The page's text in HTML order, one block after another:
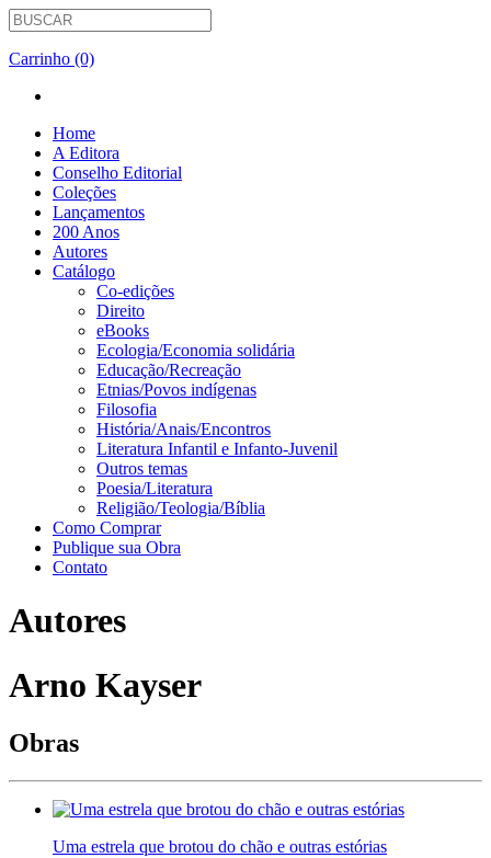
Carrinho (0)
Home
A Editora
Conselho Editorial
Coleções
Lançamentos
200 Anos
Autores
Catálogo
Co-edições
Direito
eBooks
Ecologia/Economia solidária
Educação/Recreação
Etnias/Povos indígenas
Filosofia
História/Anais/Encontros
Literatura Infantil e Infanto-Juvenil
Outros temas
Poesia/Literatura
Religião/Teologia/Bíblia
Como Comprar
Publique sua Obra
Contato
Autores
Arno Kayser
Obras
Uma estrela que brotou do chão e outras estórias